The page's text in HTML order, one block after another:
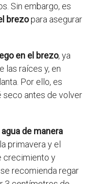
Sin embargo, es
brezopara asegurar
en el brezo, ya
las raíces y, en
Por ello, es
seco antes de volver
de manera
primavera y el
crecimiento y
recomienda regar